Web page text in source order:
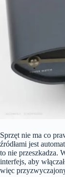
Sprzęt nie ma co
źródłami jest
to nie przeszkadza.
interfejs, aby
więc